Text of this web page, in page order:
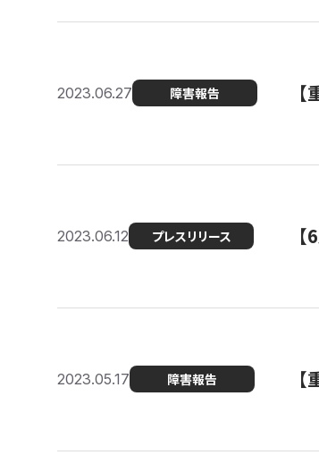
2023.06.27 障害報告
2023.06.12 プレスリリース
2023.05.17 障害報告